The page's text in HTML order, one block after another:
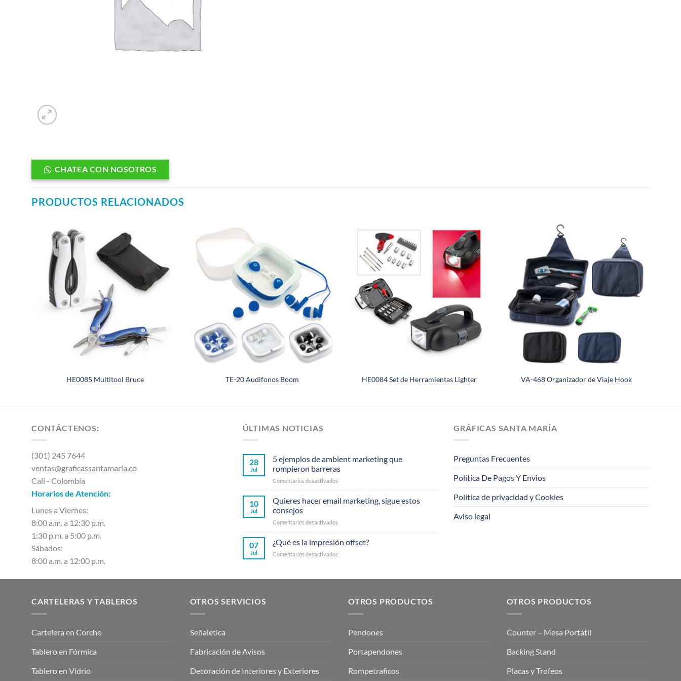
CHATEA CON NOSOTROS
PRODUCTOS RELACIONADOS
HE0085 Multitool Bruce TE-20 Audifonos Boom HE0084 Set de Herramientas Lighter VA-468 Organizador de Viaje Hook
CONTÁCTENOS:
(301) 245 7644
ventas@graficassantamaria.co
Cali - Colombia
Horarios de Atención:
Lunes a Viernes:
8:00 a.m. a 12:30 p.m.
1:30 p.m. a 5:00 p.m.
Sábados:
8:00 a.m. a 12:00 p.m.
ÚLTIMAS NOTICIAS
28
Jul
5 ejemplos de ambient marketing que
rompieron barreras
Comentarios desactivadosen
ejemplos
marketing
rompieron
10
Jul
Quieres hacer email marketing, sigue estos
consejos
Comentarios desactivadosen
hacer
marketing,
07
Jul
¿Qué es la impresión offset?
Comentarios desactivadosen
la
GRÁFICAS SANTA MARÍA
Preguntas Frecuentes
Política De Pagos Y Envios
Política de privacidad y Cookies
Aviso legal
CARTELERAS Y TABLEROS
Cartelera en Corcho
Tablero en Fórmica
Tablero en Vidrio
OTROS SERVICIOS
Señaletica
Fabricación de Avisos
Decoración de Interiores y Exteriores
OTROS PRODUCTOS
Pendones
Portapendones
Rompetraficos
OTROS PRODUCTOS
Counter – Mesa Portátil
Backing Stand
Placas y Trofeos